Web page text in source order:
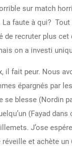
sur match
La faute à qui?
de recruter plus cet
on a investi
il fait peur. Nous
épargnés par
se blesse (Nordin
(Fayad
J’ose
et achète un